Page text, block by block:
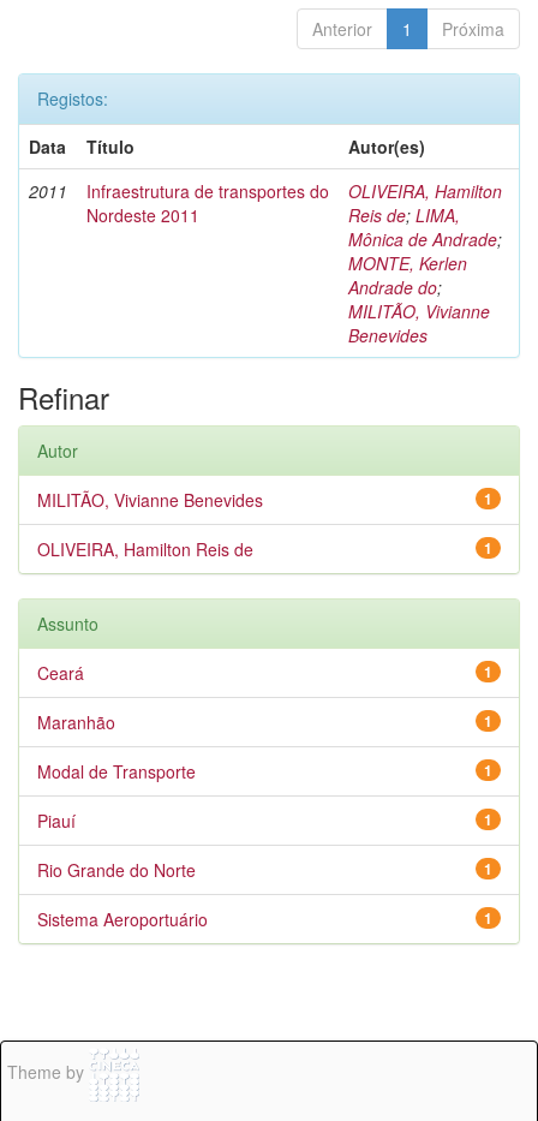
Anterior 1 Próxima
Registos:
Data
Título
Autor(es)
2011
Infraestrutura de transportes do
Nordeste 2011
OLIVEIRA, Hamilton
Reis de; LIMA,
Mônica de Andrade;
MONTE, Kerlen
Andrade do;
MILITÃO, Vivianne
Benevides
Refinar
Autor
1
MILITÃO, Vivianne Benevides
1
OLIVEIRA, Hamilton Reis de
Assunto
1
Ceará
1
Maranhão
1
Modal de Transporte
1
Piauí
1
Rio Grande do Norte
1
Sistema Aeroportuário
Theme by